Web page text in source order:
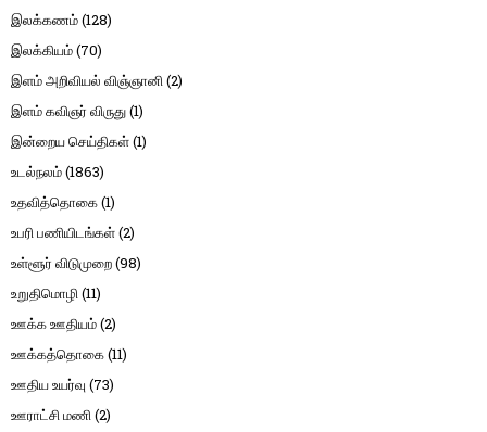
இலக்கணம்(128)
இலக்கியம்(70)
இளம் அறிவியல் விஞ்ஞானி(2)
இளம் கவிஞர் விருது(1)
இன்றைய செய்திகள்(1)
உடல்நலம்(1863)
உதவித்தொகை(1)
உபரி பணியிடங்கள்(2)
உள்ளூர் விடுமுறை(98)
உறுதிமொழி(11)
ஊக்க ஊதியம்(2)
ஊக்கத்தொகை(11)
ஊதிய உயர்வு (73)
ஊராட்சி மணி(2)